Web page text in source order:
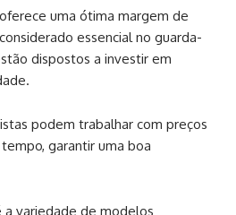
uma ótima margem de
essencial no guarda-
dispostos a investir em
podem trabalhar com preços
garantir uma boa
variedade de modelos